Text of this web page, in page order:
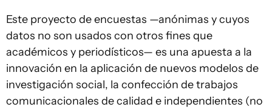
Este proyecto de encuestas —anónimas y cuyos
datos no son usados con otros fines que
académicos y periodísticos— es una apuesta a la
innovación en la aplicación de nuevos modelos de
investigación social, la confección de trabajos
comunicacionales de calidad e independientes (no